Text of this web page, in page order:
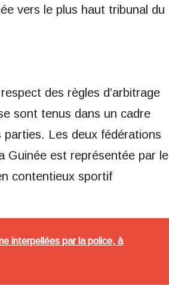
vers le plus haut tribunal du
des règles d’arbitrage
sont tenus dans un cadre
parties. Les deux fédérations
Guinée est représentée par le
contentieux sportif
interpellées par la police, à